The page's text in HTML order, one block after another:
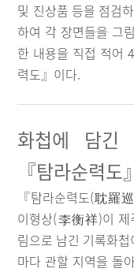
및 진상품 등을 점검
하여 각 장면들을 그
한 내용을 직접 적어
력도』이다.
화첩에 담긴
『탐라순력도』
『탐라순력도(耽羅
이형상(李衡祥)이 제
림으로 남긴 기록화
마다 관할 지역을 돌